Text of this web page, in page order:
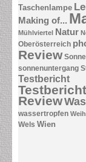
Taschenlampe
Making of...
Mühlviertel Natur
Oberösterreich
Review
sonnenuntergang
Testbericht
Review
wassertropfen
Wels Wien